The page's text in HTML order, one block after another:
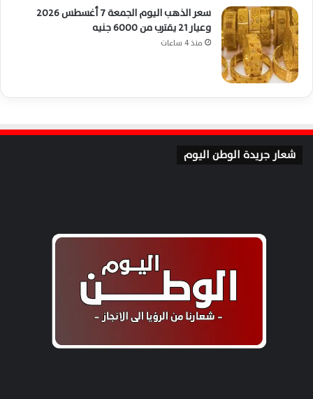
سعر الذهب اليوم الجمعة 7 أغسطس 2026
وعيار 21 يقترب من 6000 جنيه
منذ 4 ساعات
شعار جريدة الوطن اليوم